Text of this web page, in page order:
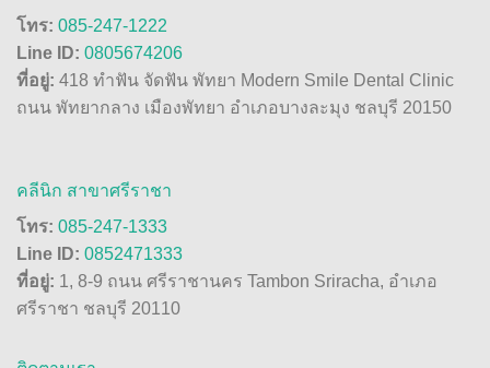
โทร: 085-247-1222
Line ID: 0805674206
ที่อยู่: 418 ทำฟัน จัดฟัน พัทยา Modern Smile Dental Clinic
ถนน พัทยากลาง เมืองพัทยา อำเภอบางละมุง ชลบุรี 20150
คลีนิก สาขาศรีราชา
โทร: 085-247-1333
Line ID: 0852471333
ที่อยู่: 1, 8-9 ถนน ศรีราชานคร Tambon Sriracha, อำเภอ
ศรีราชา ชลบุรี 20110